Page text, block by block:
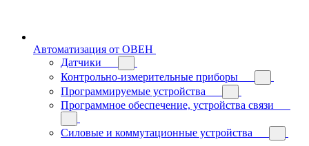
Автоматизация от ОВЕН
Датчики
Контрольно-измерительные приборы
Программируемые устройства
Программное обеспечение, устройства связи
Силовые и коммутационные устройства